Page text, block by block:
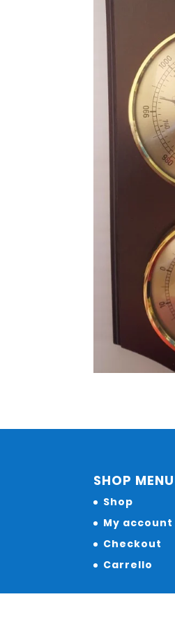
SHOP MENU
Shop
My account
Checkout
Carrello